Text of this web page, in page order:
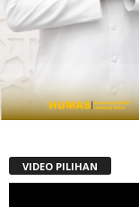
VIDEO PILIHAN